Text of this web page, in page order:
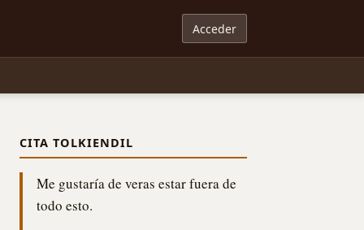
Acceder
CITA TOLKIENDIL
Me gustaría de veras estar fuera de
todo esto.